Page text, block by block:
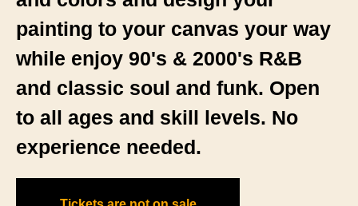
painting to your canvas your way
while enjoy 90's & 2000's R&B
and classic soul and funk. Open
to all ages and skill levels. No
experience needed.